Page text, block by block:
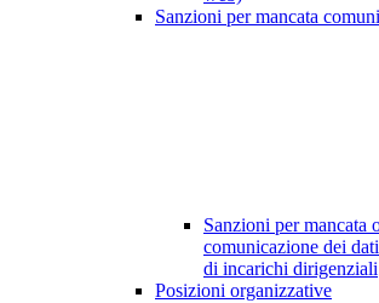
Sanzioni per mancata
Sanzioni per mancata
comunicazione dei
di incarichi dirigenziali
Posizioni organizzative